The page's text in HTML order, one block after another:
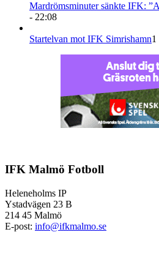
Mardrömsminuter sänkte IFK:
- 22:08
Startelvan mot IFK Simrishamn1
IFK Malmö Fotboll
Heleneholms IP
Ystadvägen 23 B
214 45 Malmö
E-post: info@ifkmalmo.se